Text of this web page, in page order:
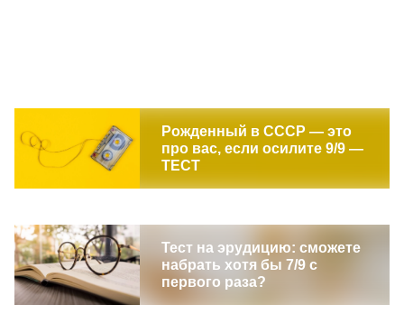
Рожденный в СССР — это
про вас, если осилите 9/9 —
ТЕСТ
Тест на эрудицию: сможете
набрать хотя бы 7/9 с
первого раза?